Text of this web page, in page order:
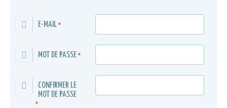
E-MAIL *
MOT DE PASSE *
CONFIRMER LE
MOT DE PASSE
*